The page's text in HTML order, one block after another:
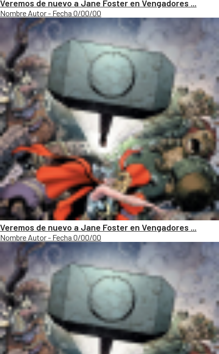
Veremos de nuevo a Jane Foster en Vengadores ...
Nombre Autor - Fecha 0/00/00
Veremos de nuevo a Jane Foster en Vengadores ...
Nombre Autor - Fecha 0/00/00